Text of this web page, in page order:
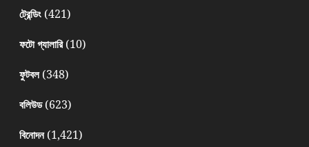
ট্রেন্ডিং(421)
ফটো গ্যালারি(10)
ফুটবল(348)
বলিউড(623)
বিনোদন(1,421)